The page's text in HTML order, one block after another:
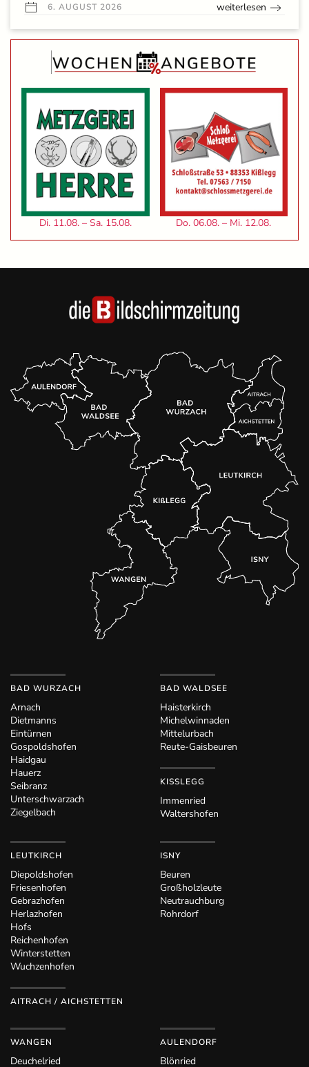
6. AUGUST 2026 weiterlesen
Di. 11.08. – Sa. 15.08. Do. 06.08. – Mi. 12.08.
BAD WURZACH
Arnach
Dietmanns
Eintürnen
Gospoldshofen
Haidgau
Hauerz
Seibranz
Unterschwarzach
Ziegelbach
BAD WALDSEE
Haisterkirch
Michelwinnaden
Mittelurbach
Reute-Gaisbeuren
KISSLEGG
Immenried
Waltershofen
LEUTKIRCH
Diepoldshofen
Friesenhofen
Gebrazhofen
Herlazhofen
Hofs
Reichenhofen
Winterstetten
Wuchzenhofen
AITRACH / AICHSTETTEN
ISNY
Beuren
Großholzleute
Neutrauchburg
Rohrdorf
WANGEN
Deuchelried
AULENDORF
Blönried